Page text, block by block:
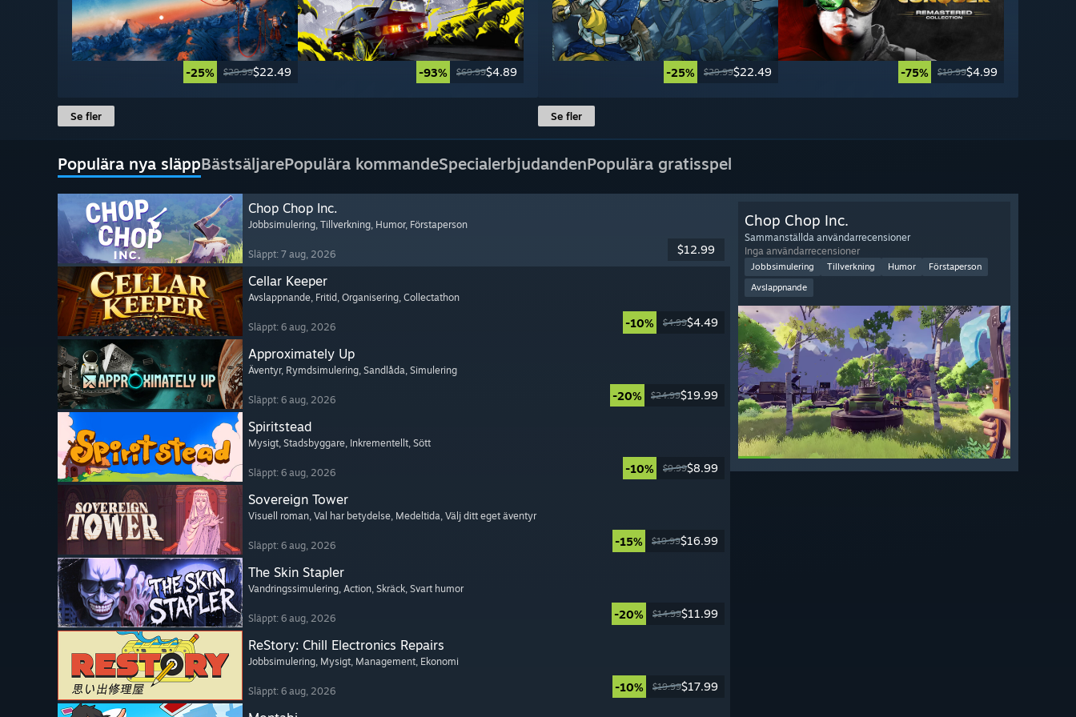
-25% $29.99$22.49 -93% $69.99$4.89
Se fler
-25% $29.99$22.49 -75% $19.99$4.99
Se fler
Populära nya släppBästsäljarePopulära kommandeSpecialerbjudandenPopulära gratisspel
Chop Chop Inc.
Jobbsimulering, Tillverkning, Humor, Förstaperson
Släppt: 7 aug, 2026 $12.99
Cellar Keeper
Avslappnande, Fritid, Organisering, Collectathon
Släppt: 6 aug, 2026 -10% $4.99$4.49
Approximately Up
Äventyr, Rymdsimulering, Sandlåda, Simulering
Släppt: 6 aug, 2026 -20% $24.99$19.99
Spiritstead
Mysigt, Stadsbyggare, Inkrementellt, Sött
Släppt: 6 aug, 2026 -10% $9.99$8.99
Sovereign Tower
Visuell roman, Val har betydelse, Medeltida, Välj ditt eget äventyr
Släppt: 6 aug, 2026 -15% $19.99$16.99
The Skin Stapler
Vandringssimulering, Action, Skräck, Svart humor
Släppt: 6 aug, 2026 -20% $14.99$11.99
ReStory: Chill Electronics Repairs
Jobbsimulering, Mysigt, Management, Ekonomi
Släppt: 6 aug, 2026 -10% $19.99$17.99
Chop Chop Inc.
Sammanställda användarrecensioner
Inga användarrecensioner
Jobbsimulering Tillverkning Humor
Förstaperson
Avslappnande